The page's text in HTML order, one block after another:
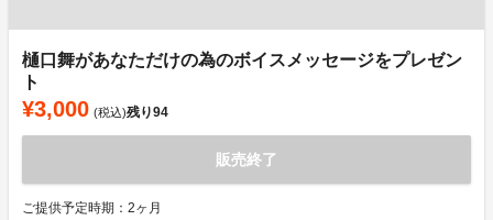
樋口舞があなただけの為のボイスメッセージをプレゼン
ト
¥3,000 (税込)残り94
販売終了
ご提供予定時期：2ヶ月